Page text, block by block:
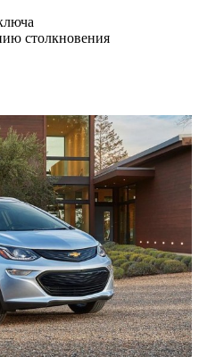
столкновения